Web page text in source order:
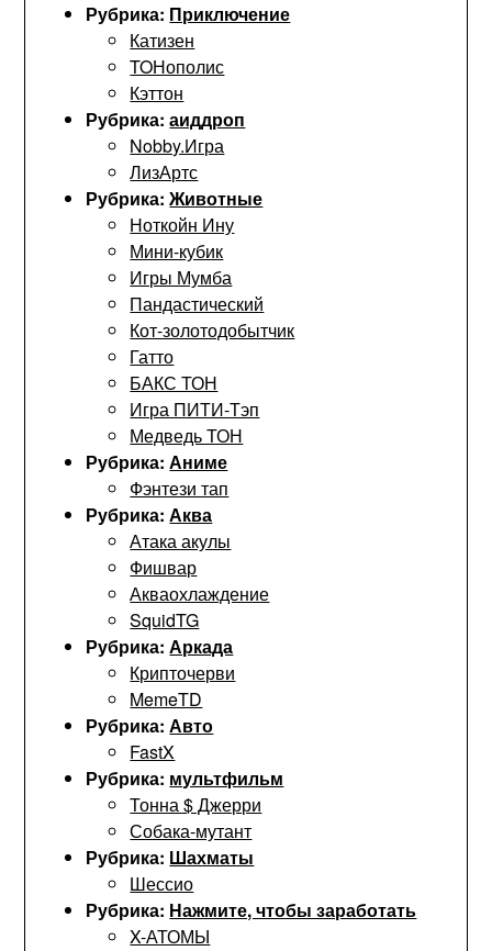
Рубрика: Приключение
Катизен
TOНополис
Кэттон
Рубрика:аиддроп
Nobby.Игра
ЛизАртс
Рубрика:Животные
Ноткойн Ину
Мини-кубик
Игры Мумба
Пандастический
Кот-золотодобытчик
Гатто
БАКС ТОН
Игра ПИТИ-Тэп
Медведь ТОН
Рубрика:Аниме
Фэнтези тап
Рубрика:Аква
Атака акулы
Фишвар
Акваохлаждение
SquidTG
Рубрика:Аркада
Крипточерви
MemeTD
Рубрика:Авто
FastX
Рубрика: мультфильм
Тонна $ Джерри
Собака-мутант
Рубрика: Шахматы
Шессио
Рубрика: Нажмите, чтобы заработать
X-АТОМЫ